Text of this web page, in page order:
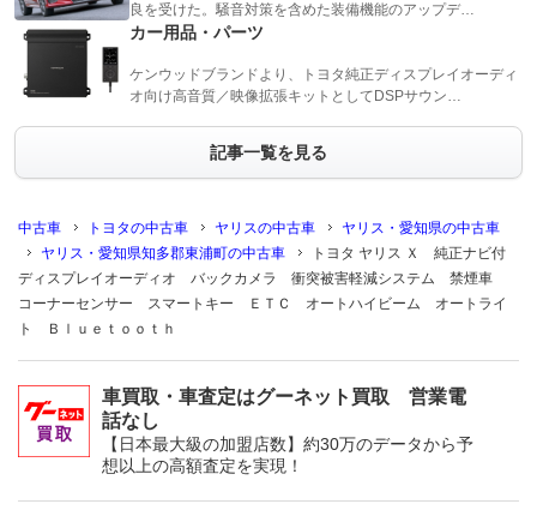
良を受けた。騒音対策を含めた装備機能のアップデ…
カー用品・パーツ
ケンウッドブランドより、トヨタ純正ディスプレイオーディ
オ向け高音質／映像拡張キットとしてDSPサウン…
記事一覧を見る
中古車 トヨタの中古車 ヤリスの中古車
ヤリス・愛知県の中古車
ヤリス・愛知県知多郡東浦町の中古車
トヨタ ヤリス Ｘ 純正ナビ付
ディスプレイオーディオ バックカメラ 衝突被害軽減システム 禁煙車
コーナーセンサー スマートキー ＥＴＣ オートハイビーム オートライ
ト Ｂｌｕｅｔｏｏｔｈ
車買取・車査定はグーネット買取 営業電
話なし
【日本最大級の加盟店数】約30万のデータから予
想以上の高額査定を実現！